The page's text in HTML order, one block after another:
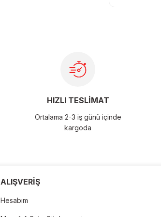
HIZLI TESLİMAT
Ortalama 2-3 iş günü içinde
kargoda
ALIŞVERİŞ
Hesabım